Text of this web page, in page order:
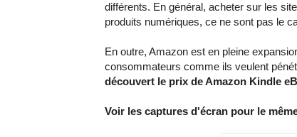
différents. En général, acheter sur les
produits numériques, ce ne sont pas le
En outre, Amazon est en pleine
consommateurs comme ils veulent
découvert le prix de Amazon Kindle
Voir les captures d'écran pour le